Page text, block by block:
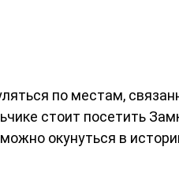
по местам,
стоит посетить
окунуться в